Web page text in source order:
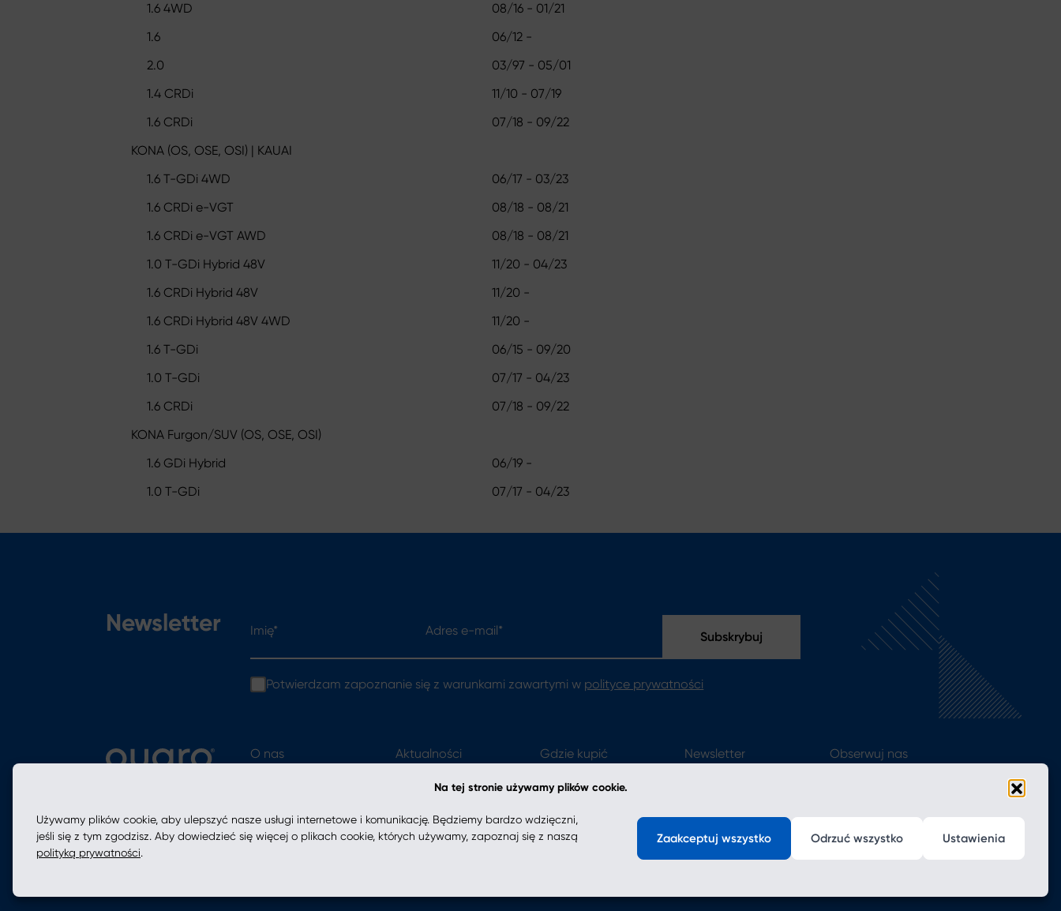
Na tej stronie używamy plików cookie.
Używamy plików cookie, aby ulepszyć nasze usługi internetowe i komunikację. Będziemy bardzo wdzięczni,
jeśli się z tym zgodzisz. Aby dowiedzieć się więcej o plikach cookie, których używamy, zapoznaj się z naszą
polityką prywatności.
Zaakceptuj wszystko Odrzuć wszystko Ustawienia
1.6 4WD
08/16 - 01/21
1.6
06/12 -
2.0
03/97 - 05/01
1.4 CRDi
11/10 - 07/19
1.6 CRDi
07/18 - 09/22
KONA (OS, OSE, OSI) | KAUAI
1.6 T-GDi 4WD
06/17 - 03/23
1.6 CRDi e-VGT
08/18 - 08/21
1.6 CRDi e-VGT AWD
08/18 - 08/21
1.0 T-GDi Hybrid 48V
11/20 - 04/23
1.6 CRDi Hybrid 48V
11/20 -
1.6 CRDi Hybrid 48V 4WD
11/20 -
1.6 T-GDi
06/15 - 09/20
1.0 T-GDi
07/17 - 04/23
1.6 CRDi
07/18 - 09/22
KONA Furgon/SUV (OS, OSE, OSI)
1.6 GDi Hybrid
06/19 -
1.0 T-GDi
07/17 - 04/23
Newsletter
Potwierdzam zapoznanie się z warunkami zawartymi w polityce prywatności
O nas
Aktualności
Gdzie kupić
Newsletter Obserwuj nas